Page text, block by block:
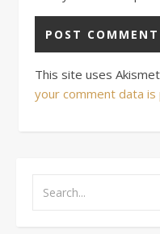
This site uses
your comment data is